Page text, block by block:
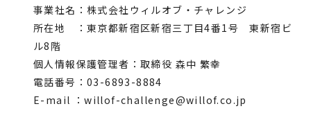
事業社名：株式会社ウィルオブ・チャレンジ
所在地 ：東京都新宿区新宿三丁目4番1号 東新宿ビ
ル8階
個人情報保護管理者：取締役 森中 繁幸
電話番号：03-6893-8884
E-mail ：willof-challenge@willof.co.jp